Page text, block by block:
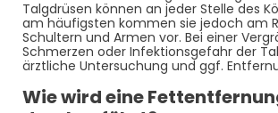
Talgdrüsen können an jeder Stelle des
am häufigsten kommen sie jedoch am
Schultern und Armen vor. Bei einer
Schmerzen oder Infektionsgefahr der
ärztliche Untersuchung und ggf.
Wie wird eine